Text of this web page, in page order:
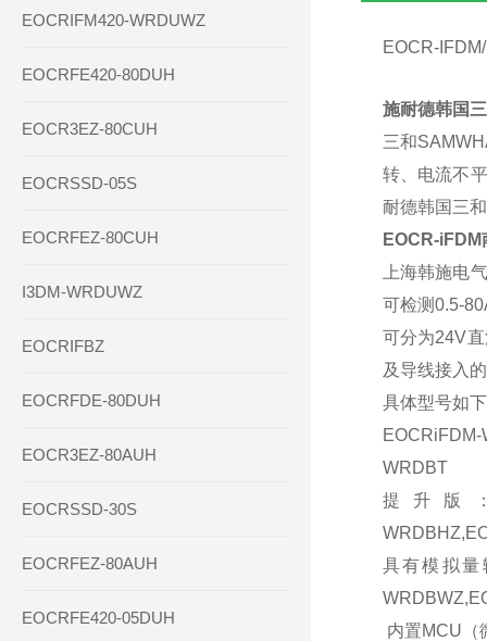
EOCRIFM420-WRDUWZ
EOCRFE420-80DUH
EOCR3EZ-80CUH
EOCRSSD-05S
EOCRFEZ-80CUH
I3DM-WRDUWZ
EOCRIFBZ
EOCRFDE-80DUH
EOCR3EZ-80AUH
EOCRSSD-30S
EOCRFEZ-80AUH
EOCRFE420-05DUH
EOCR-
施耐德韩国
三和
转、电流不
耐德韩国三
EOCR-
上海韩施电
可检测0.5-
可分为24V
及导线接入
具体型号如
WRDBT
提升版：
具有模拟量
内置MCU（